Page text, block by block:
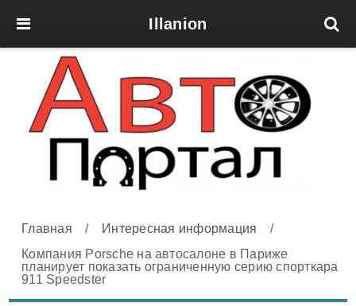
Illanion
Главная / Интересная информация
/
Компания Porsche на автосалоне в Париже
планирует показать ограниченную серию спорткара
911 Speedster